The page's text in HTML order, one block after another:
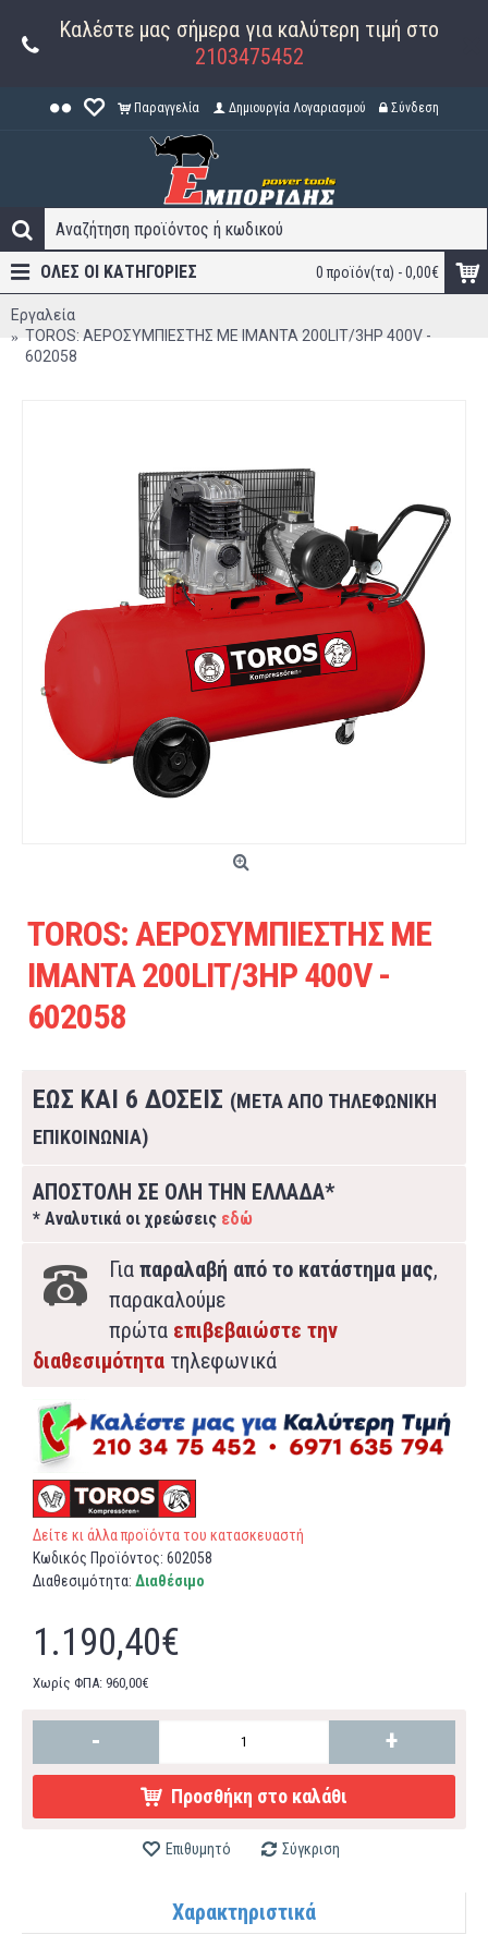
Καλέστε μας σήμερα για καλύτερη τιμή στο
2103475452
Παραγγελία Δημιουργία Λογαριασμού Σύνδεση
0 προϊόν(τα) - 0,00€
ΟΛΕΣ ΟΙ ΚΑΤΗΓΟΡΊΕΣ
Εργαλεία
TOROS: ΑΕΡΟΣΥΜΠΙΕΣΤΗΣ ΜΕ ΙΜΑΝΤΑ 200LIT/3HP 400V -
602058
TOROS: ΑΕΡΟΣΥΜΠΙΕΣΤΗΣ ΜΕ
ΙΜΑΝΤΑ 200LIT/3HP 400V -
602058
ΕΩΣ ΚΑΙ 6 ΔΟΣΕΙΣ (ΜΕΤΑ ΑΠΟ ΤΗΛΕΦΩΝΙΚΗ
ΕΠΙΚΟΙΝΩΝΙΑ)
ΑΠΟΣΤΟΛΗ ΣΕ ΟΛΗ ΤΗΝ ΕΛΛΑΔΑ*
* Αναλυτικά οι χρεώσεις εδώ
Για παραλαβή από το κατάστημα μας,
παρακαλούμε
πρώτα επιβεβαιώστε την
διαθεσιμότητα τηλεφωνικά
Δείτε κι άλλα προϊόντα του κατασκευαστή
Κωδικός Προϊόντος: 602058
Διαθεσιμότητα: Διαθέσιμο
1.190,40€
Χωρίς ΦΠΑ: 960,00€
- +
Προσθήκη στο καλάθι
Επιθυμητό Σύγκριση
Χαρακτηριστικά